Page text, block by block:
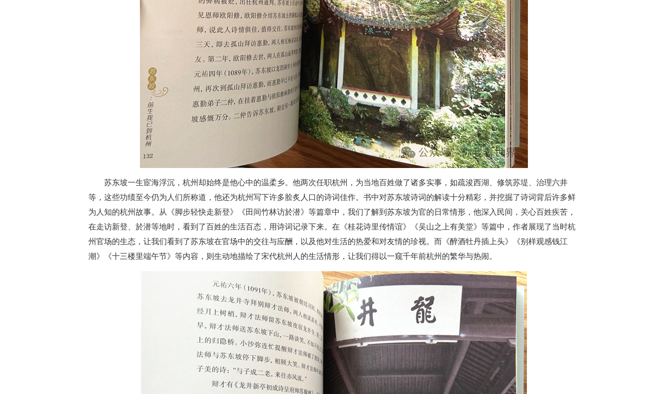
苏东坡一生宦海浮沉，杭州却始终是他心中的温柔乡。他两次任职杭州，为当地百姓做了诸多实事，如疏浚西湖、修筑苏堤、治理六井
等，这些功绩至今仍为人们所称道，他还为杭州写下许多脍炙人口的诗词佳作。书中对苏东坡诗词的解读十分精彩，并挖掘了诗词背后许多鲜
为人知的杭州故事。从《脚步轻快走新登》《田间竹林访於潜》等篇章中，我们了解到苏东坡为官的日常情形，他深入民间，关心百姓疾苦，
在走访新登、於潜等地时，看到了百姓的生活百态，用诗词记录下来。在《桂花诗里传情谊》《吴山之上有美堂》等篇中，作者展现了当时杭
州官场的生态，让我们看到了苏东坡在官场中的交往与应酬，以及他对生活的热爱和对友情的珍视。而《醉酒牡丹插上头》《别样观感钱江
潮》《十三楼里端午节》等内容，则生动地描绘了宋代杭州人的生活情形，让我们得以一窥千年前杭州的繁华与热闹。